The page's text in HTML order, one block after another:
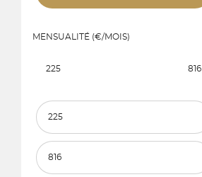
MENSUALITÉ (€/MOIS)
225 816
Prix et mensualité minimum
Prix et mensualité maximum